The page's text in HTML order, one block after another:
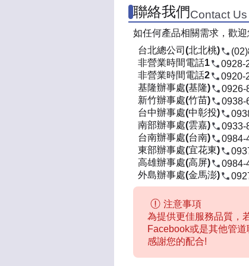
聯絡我們Contact Us
如任何產品相關需求，歡
台北總公司(北北桃)
非營業時間電話1
0928-
非營業時間電話2
0920-
基隆辦事處(基隆)
0926-
新竹辦事處(竹苗)
0938-
台中辦事處(中彰投)
南部辦事處(雲嘉)
0933-
台南辦事處(台南)
0984-
東部辦事處(宜花東)
高雄辦事處(高屏)
0984-
外島辦事處(金馬澎)
注意事項
為提供更佳服務品質，
Facebook或是其他管
感謝您的配合!